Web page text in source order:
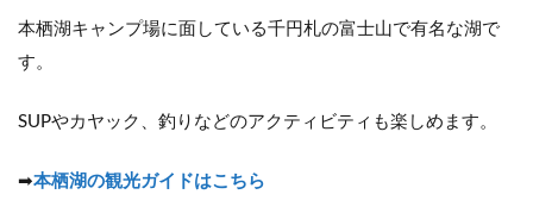
本栖湖キャンプ場に面している千円札の富士山で有名な湖で
す。
SUPやカヤック、釣りなどのアクティビティも楽しめます。
➡本栖湖の観光ガイドはこちら